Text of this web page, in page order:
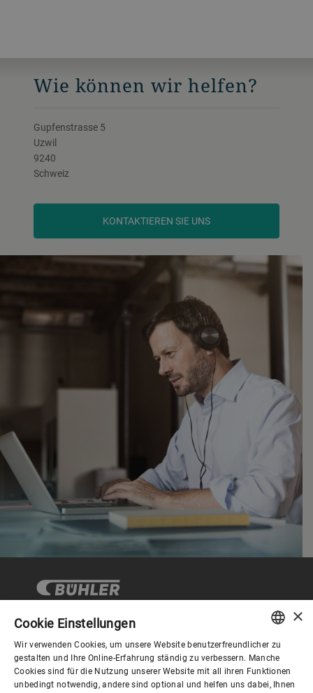
Wie können wir helfen?
Gupfenstrasse 5
Uzwil
9240
Schweiz
KONTAKTIEREN SIE UNS
Corporate Governance ENGLISH
SPANISH
×
Cookie Einstellungen
Wir verwenden Cookies, um unsere Website benutzerfreundlicher zu
gestalten und Ihre Online-Erfahrung ständig zu verbessern. Manche
Cookies sind für die Nutzung unserer Website mit all ihren Funktionen
unbedingt notwendig, andere sind optional und helfen uns dabei, Ihnen